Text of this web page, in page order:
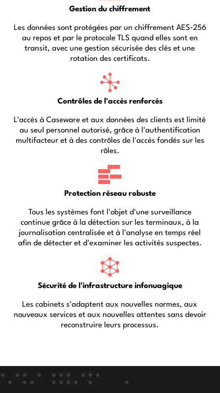
Gestion du chiffrement
Les données sont protégées par un chiffrement AES‑256
au repos et par le protocole TLS quand elles sont en
transit, avec une gestion sécurisée des clés et une
rotation des certificats.
Contrôles de l'accès renforcés
L'accès à Caseware et aux données des clients est limité
au seul personnel autorisé, grâce à l'authentification
multifacteur et à des contrôles de l'accès fondés sur les
rôles.
Protection réseau robuste
Tous les systèmes font l'objet d'une surveillance
continue grâce à la détection sur les terminaux, à la
journalisation centralisée et à l'analyse en temps réel
afin de détecter et d'examiner les activités suspectes.
Sécurité de l'infrastructure infonuagique
Les cabinets s'adaptent aux nouvelles normes, aux
nouveaux services et aux nouvelles attentes sans devoir
reconstruire leurs processus.